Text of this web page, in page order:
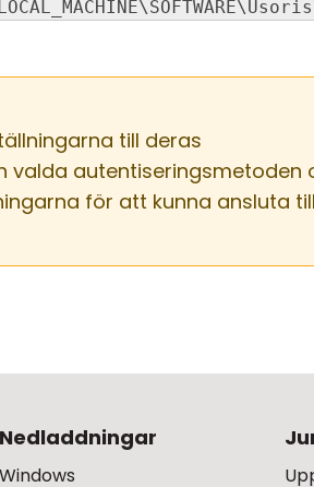
till deras
valda autentiseringsmetoden
för att kunna ansluta
Nedladdningar
Windows